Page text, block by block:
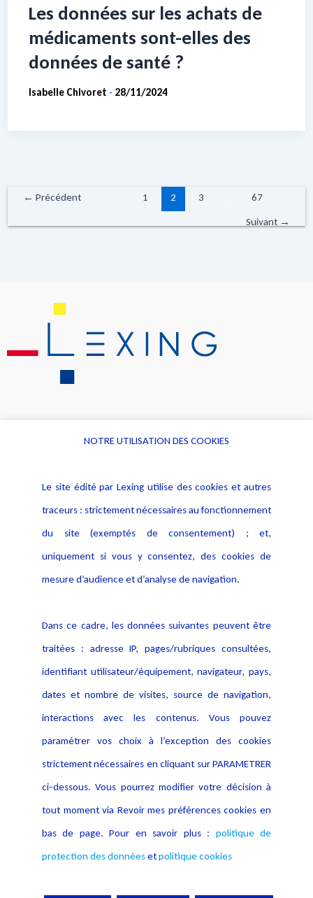
Les données sur les achats de
médicaments sont-elles des
données de santé ?
Isabelle Chivoret - 28/11/2024
← Précédent 1 2 3
67
Suivant →
Alerte professionnelle
Déclaration d'accessibilité
Notice Légale
Politique de protection des
données
Publications
NOTRE UTILISATION DES COOKIES
Le site édité par Lexing utilise des cookies et autres
traceurs : strictement nécessaires au fonctionnement
du site (exemptés de consentement) ; et,
uniquement si vous y consentez, des cookies de
mesure d’audience et d’analyse de navigation.
Dans ce cadre, les données suivantes peuvent être
traitées : adresse IP, pages/rubriques consultées,
identifiant utilisateur/équipement, navigateur, pays,
dates et nombre de visites, source de navigation,
interactions avec les contenus. Vous pouvez
paramétrer vos choix à l’exception des cookies
strictement nécessaires en cliquant sur PARAMETRER
ci-dessous. Vous pourrez modifier votre décision à
tout moment via Revoir mes préférences cookies en
bas de page. Pour en savoir plus : politique de
protection des donnéesetpolitique cookies